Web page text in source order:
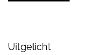
Uitgelicht